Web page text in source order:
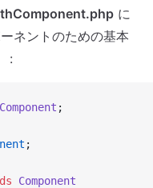
に
ネントのための基本
:
;
;
Component